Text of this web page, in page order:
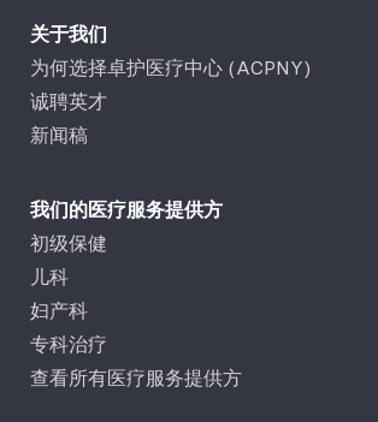
关于我们
为何选择卓护医疗中心 (ACPNY)
诚聘英才
新闻稿
我们的医疗服务提供方
初级保健
儿科
妇产科
专科治疗
查看所有医疗服务提供方